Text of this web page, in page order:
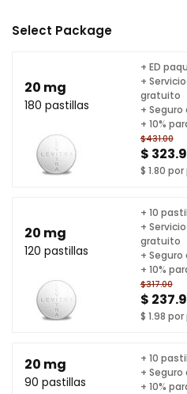
Select Package
20 mg
180 pastillas
$431.00
$
$ 1.80
+ ED
+
gratuito
+
+ 10%
20 mg
120 pastillas
$317.00
$
$ 1.98
+ 10
+
gratuito
+
+ 10%
20 mg
90 pastillas
+ 10
+
+ 10%